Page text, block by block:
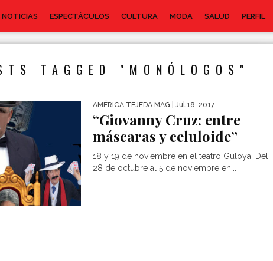
NOTICIAS ESPECTÁCULOS CULTURA MODA SALUD PERFIL
TAGGED "MONÓLOGOS"
AMÉRICA TEJEDA MAG | Jul 18, 2017
“Giovanny Cruz: entre
máscaras y celuloide”
18 y 19 de noviembre en el teatro Guloya. Del
28 de octubre al 5 de noviembre en...